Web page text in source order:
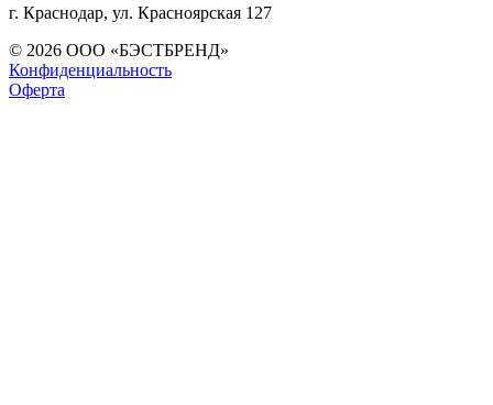
г. Краснодар, ул. Красноярская 127
© 2026 ООО «БЭСТБРЕНД»
Конфиденциальность
Оферта